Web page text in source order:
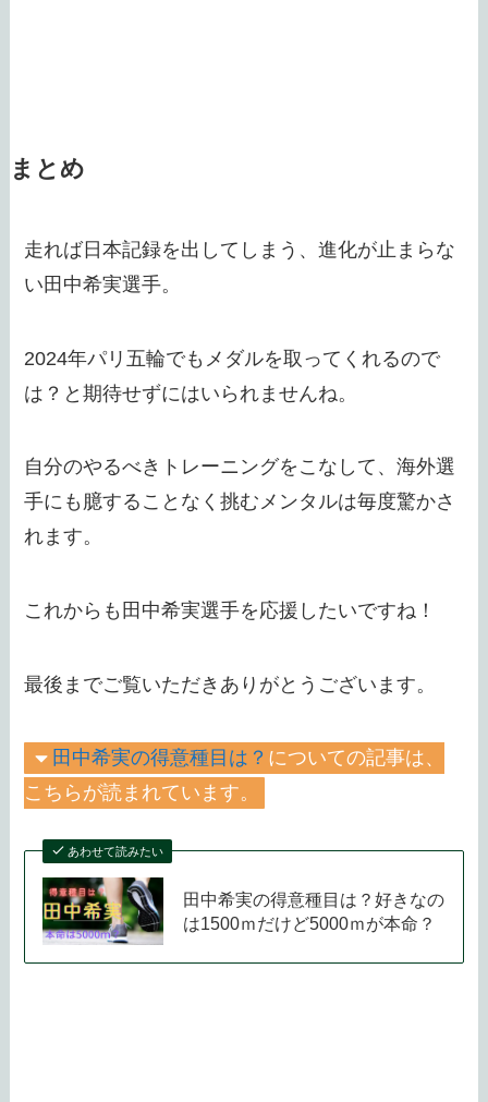
まとめ
走れば日本記録を出してしまう、進化が止まらな
い田中希実選手。
2024年パリ五輪でもメダルを取ってくれるので
は？と期待せずにはいられませんね。
自分のやるべきトレーニングをこなして、海外選
手にも臆することなく挑むメンタルは毎度驚かさ
れます。
これからも田中希実選手を応援したいですね！
最後までご覧いただきありがとうございます。
田中希実の得意種目は？ についての記事は、
こちらが読まれています。
あわせて読みたい
田中希実の得意種目は？好きなの
は1500ｍだけど5000ｍが本命？